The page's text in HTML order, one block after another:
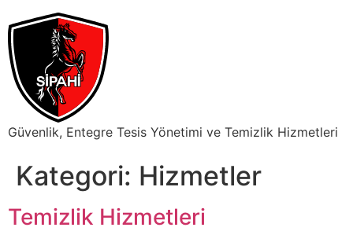
Güvenlik, Entegre Tesis Yönetimi ve Temizlik Hizmetleri
Kategori: Hizmetler
Temizlik Hizmetleri